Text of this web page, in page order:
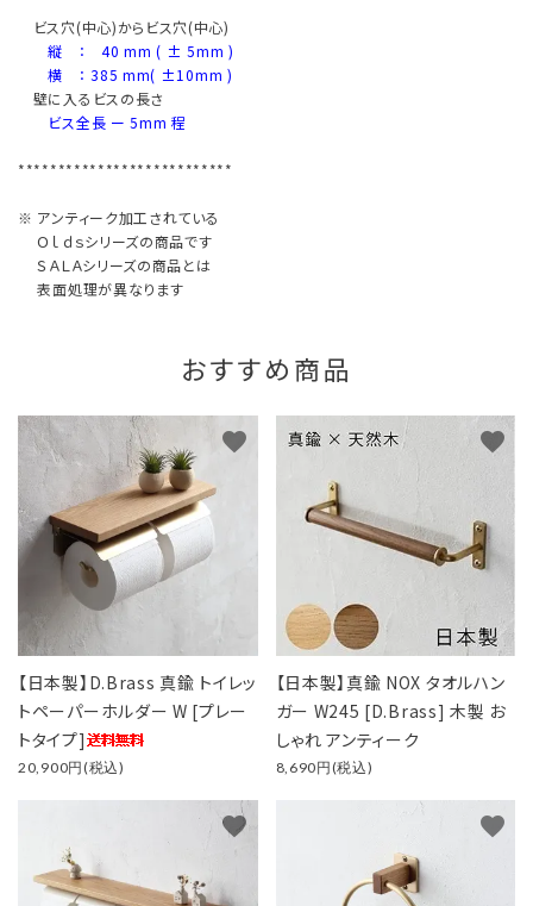
ビス穴(中心)からビス穴(中心)
縦 ： 40 mm ( ± 5mm )
横 ： 385 mm( ±10mm )
壁に入るビスの長さ
ビス全長 ー 5mm 程
***************************
※ アンティーク加工されている
Ｏｌｄｓシリーズの商品です
ＳＡＬＡシリーズの商品とは
表面処理が異なります
おすすめ商品
【日本製】D.Brass 真鍮 トイレッ
トペーパーホルダー W [プレー
トタイプ]
20,900円(税込)
favorite
【日本製】真鍮 NOX タオルハン
ガー W245 [D.Brass] 木製 お
しゃれ アンティーク
8,690円(税込)
favorite
favorite favorite